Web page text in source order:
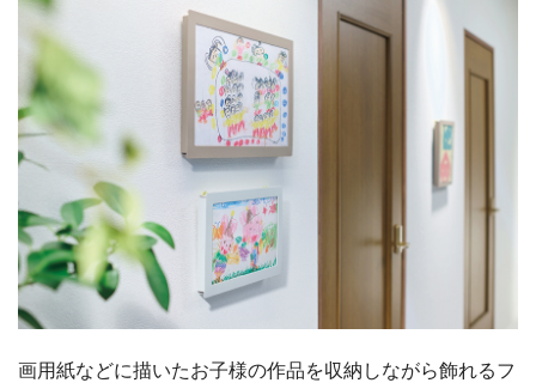
画用紙などに描いたお子様の作品を収納しながら飾れるフ